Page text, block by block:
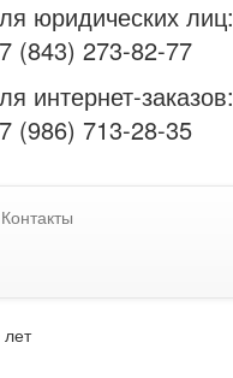
юридических лиц:
(843) 273-82-77
интернет-заказов:
(986) 713-28-35
Контакты